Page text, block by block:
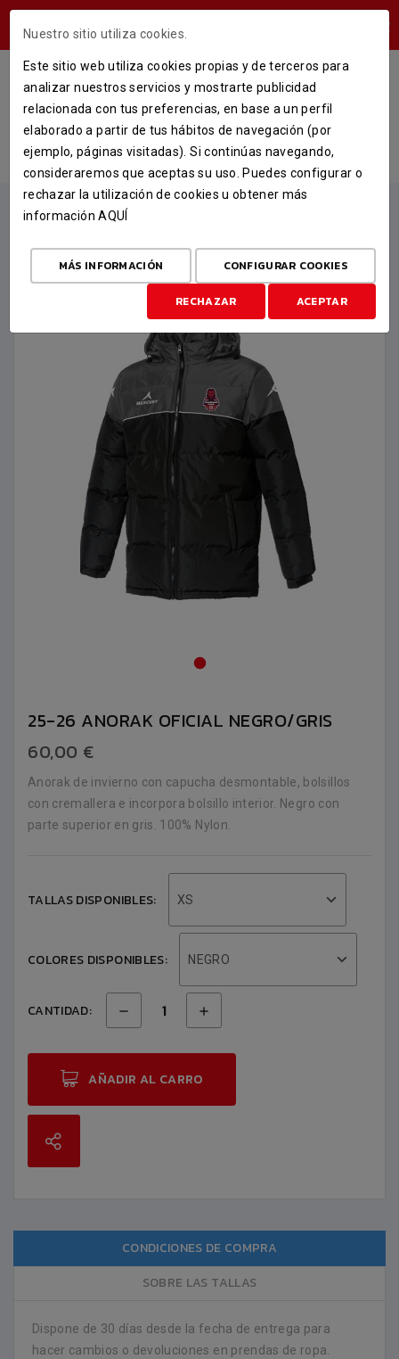
25-26 ANORAK OFICIAL
NEGRO/GRIS
INICIO TIENDA
ROPA OFICIAL 25-26
25-26 ANORAK OFICIAL NEGRO/GRIS
25-26 ANORAK OFICIAL NEGRO/GRIS
60,00 €
Anorak de invierno con capucha desmontable, bolsillos
con cremallera e incorpora bolsillo interior. Negro con
parte superior en gris. 100% Nylon.
TALLAS DISPONIBLES: XS
COLORES DISPONIBLES: NEGRO
CANTIDAD:
AÑADIR AL CARRO
CONDICIONES DE COMPRA
SOBRE LAS TALLAS
Dispone de 30 días desde la fecha de entrega para
hacer cambios o devoluciones en prendas de ropa.
Nuestro sitio utiliza cookies.
Este sitio web utiliza cookies propias y de terceros para
analizar nuestros servicios y mostrarte publicidad
relacionada con tus preferencias, en base a un perfil
elaborado a partir de tus hábitos de navegación (por
ejemplo, páginas visitadas). Si continúas navegando,
consideraremos que aceptas su uso. Puedes configurar o
rechazar la utilización de cookies u obtener más
informaciónAQUÍ
MÁS INFORMACIÓN CONFIGURAR COOKIES
RECHAZAR ACEPTAR